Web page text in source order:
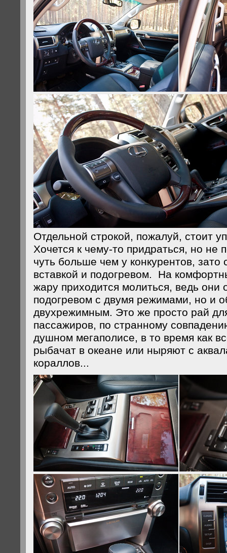
Отдельной строкой, пожалуй, стоит
Хочется к чему-то придраться, но не
чуть больше чем у конкурентов, зато
вставкой и подогревом. На
жару приходится молиться, ведь они
подогревом с двумя режимами, но и
двухрежимным. Это же просто рай
пассажиров, по странному
душном мегаполисе, в то время как
рыбачат в океане или ныряют с
кораллов...